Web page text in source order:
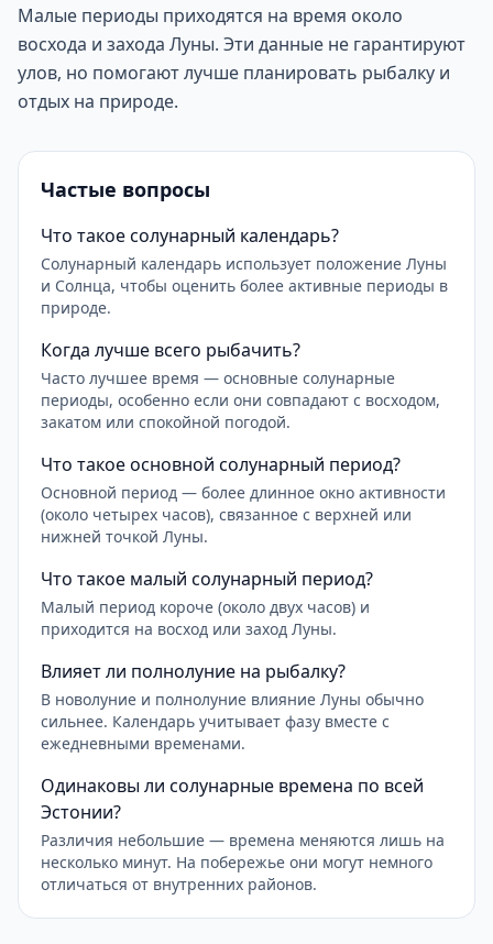
Малые периоды приходятся на время около
восхода и захода Луны. Эти данные не гарантируют
улов, но помогают лучше планировать рыбалку и
отдых на природе.
Частые вопросы
Что такое солунарный календарь?
Солунарный календарь использует положение Луны
и Солнца, чтобы оценить более активные периоды в
природе.
Когда лучше всего рыбачить?
Часто лучшее время — основные солунарные
периоды, особенно если они совпадают с восходом,
закатом или спокойной погодой.
Что такое основной солунарный период?
Основной период — более длинное окно активности
(около четырех часов), связанное с верхней или
нижней точкой Луны.
Что такое малый солунарный период?
Малый период короче (около двух часов) и
приходится на восход или заход Луны.
Влияет ли полнолуние на рыбалку?
В новолуние и полнолуние влияние Луны обычно
сильнее. Календарь учитывает фазу вместе с
ежедневными временами.
Одинаковы ли солунарные времена по всей
Эстонии?
Различия небольшие — времена меняются лишь на
несколько минут. На побережье они могут немного
отличаться от внутренних районов.